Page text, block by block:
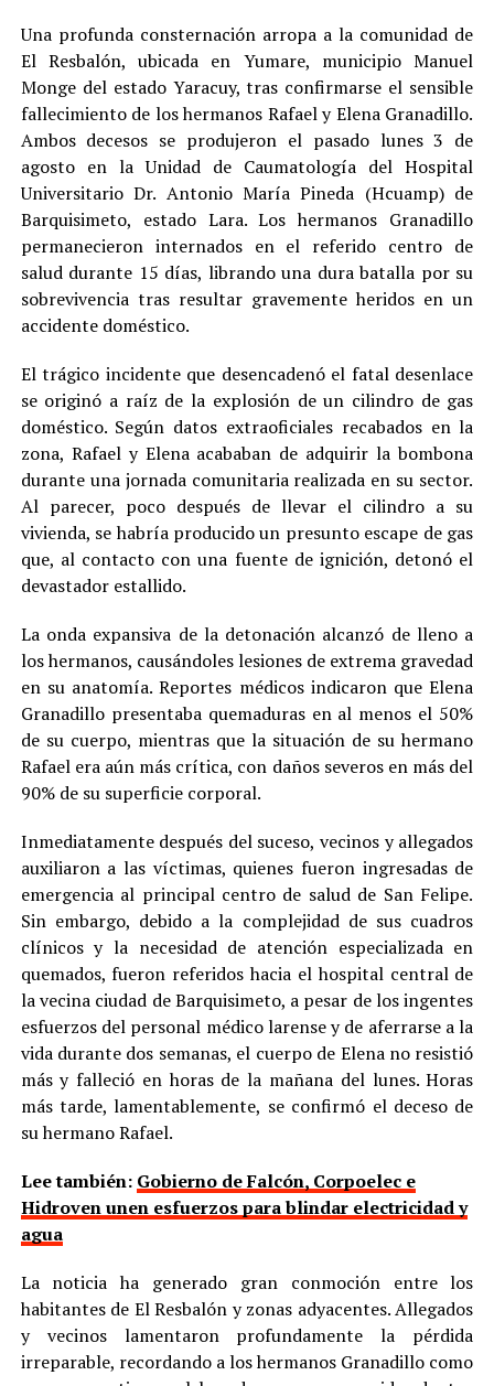
Una profunda consternación arropa a la comunidad de
El Resbalón, ubicada en Yumare, municipio Manuel
Monge del estado Yaracuy, tras confirmarse el sensible
fallecimiento de los hermanos Rafael y Elena Granadillo.
Ambos decesos se produjeron el pasado lunes 3 de
agosto en la Unidad de Caumatología del Hospital
Universitario Dr. Antonio María Pineda (Hcuamp) de
Barquisimeto, estado Lara. Los hermanos Granadillo
permanecieron internados en el referido centro de
salud durante 15 días, librando una dura batalla por su
sobrevivencia tras resultar gravemente heridos en un
accidente doméstico.
El trágico incidente que desencadenó el fatal desenlace
se originó a raíz de la explosión de un cilindro de gas
doméstico. Según datos extraoficiales recabados en la
zona, Rafael y Elena acababan de adquirir la bombona
durante una jornada comunitaria realizada en su sector.
Al parecer, poco después de llevar el cilindro a su
vivienda, se habría producido un presunto escape de gas
que, al contacto con una fuente de ignición, detonó el
devastador estallido.
La onda expansiva de la detonación alcanzó de lleno a
los hermanos, causándoles lesiones de extrema gravedad
en su anatomía. Reportes médicos indicaron que Elena
Granadillo presentaba quemaduras en al menos el 50%
de su cuerpo, mientras que la situación de su hermano
Rafael era aún más crítica, con daños severos en más del
90% de su superficie corporal.
Inmediatamente después del suceso, vecinos y allegados
auxiliaron a las víctimas, quienes fueron ingresadas de
emergencia al principal centro de salud de San Felipe.
Sin embargo, debido a la complejidad de sus cuadros
clínicos y la necesidad de atención especializada en
quemados, fueron referidos hacia el hospital central de
la vecina ciudad de Barquisimeto, a pesar de los ingentes
esfuerzos del personal médico larense y de aferrarse a la
vida durante dos semanas, el cuerpo de Elena no resistió
más y falleció en horas de la mañana del lunes. Horas
más tarde, lamentablemente, se confirmó el deceso de
su hermano Rafael.
Lee también: Gobierno de Falcón, Corpoelec e
Hidroven unen esfuerzos para blindar electricidad y
agua
La noticia ha generado gran conmoción entre los
habitantes de El Resbalón y zonas adyacentes. Allegados
y vecinos lamentaron profundamente la pérdida
irreparable, recordando a los hermanos Granadillo como